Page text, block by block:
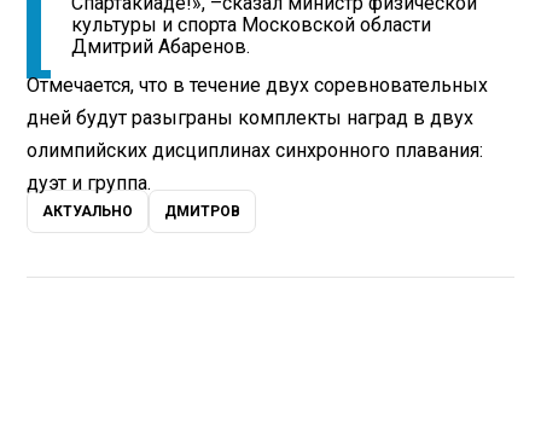
культуры и спорта Московской области
Дмитрий Абаренов.
Отмечается, что в течение двух соревновательных
дней будут разыграны комплекты наград в двух
олимпийских дисциплинах синхронного плавания:
дуэт и группа.
АКТУАЛЬНО ДМИТРОВ